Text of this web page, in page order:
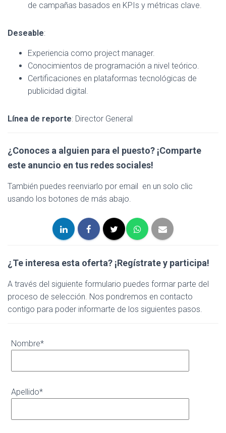
de campañas basados en KPIs y métricas clave.
Deseable:
Experiencia como project manager.
Conocimientos de programación a nivel teórico.
Certificaciones en plataformas tecnológicas de
publicidad digital.
Línea de reporte: Director General
¿Conoces a alguien para el puesto? ¡Comparte
este anuncio en tus redes sociales!
También puedes reenviarlo por email en un solo clic
usando los botones de más abajo.
¿Te interesa esta oferta? ¡Regístrate y participa!
A través del siguiente formulario puedes formar parte del
proceso de selección. Nos pondremos en contacto
contigo para poder informarte de los siguientes pasos.
Nombre*
Apellido*